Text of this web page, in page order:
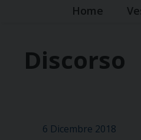
Home
Discorso
6 Dicembre 2018